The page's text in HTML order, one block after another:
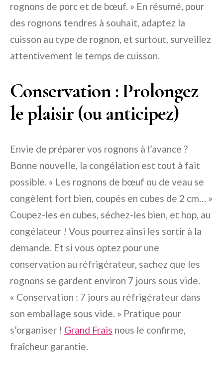
rognons de porc et de bœuf. » En résumé, pour
des rognons tendres à souhait, adaptez la
cuisson au type de rognon, et surtout, surveillez
attentivement le temps de cuisson.
Conservation : Prolongez
le plaisir (ou anticipez)
Envie de préparer vos rognons à l’avance ?
Bonne nouvelle, la congélation est tout à fait
possible. « Les rognons de bœuf ou de veau se
congèlent fort bien, coupés en cubes de 2 cm… »
Coupez-les en cubes, séchez-les bien, et hop, au
congélateur ! Vous pourrez ainsi les sortir à la
demande. Et si vous optez pour une
conservation au réfrigérateur, sachez que les
rognons se gardent environ 7 jours sous vide.
« Conservation : 7 jours au réfrigérateur dans
son emballage sous vide. » Pratique pour
s’organiser ! Grand Frais nous le confirme,
fraîcheur garantie.